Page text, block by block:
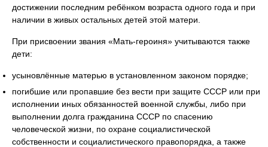
достижении последним ребёнком возраста одного года и при
наличии в живых остальных детей этой матери.
При присвоении звания «Мать-героиня» учитываются также
дети:
усыновлённые матерью в установленном законом порядке;
погибшие или пропавшие без вести при защите СССР или при
исполнении иных обязанностей военной службы, либо при
выполнении долга гражданина СССР по спасению
человеческой жизни, по охране социалистической
собственности и социалистического правопорядка, а также